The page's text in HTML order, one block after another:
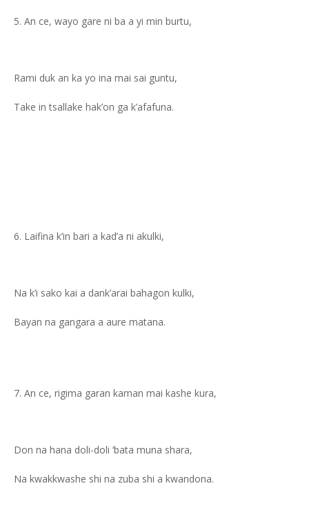
An ce, wayo gare ni ba a yi min burtu,
Rami duk an ka yo ina mai sai guntu,
Take in tsallake hak’on ga k’afafuna.
Laifina k’in bari a kad’a ni akulki,
Na k’i sako kai a dank’arai bahagon kulki,
Bayan na gangara a aure matana.
An ce, rigima garan kaman mai kashe kura,
Don na hana doli-doli ‘bata muna shara,
Na kwakkwashe shi na zuba shi a kwandona.